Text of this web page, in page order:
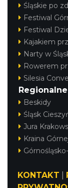
Śląskie po
Festiwal
Festiwal
Kajakiem
Narty w
Rowerem
Silesia
Regionalne
Beskidy
Śląsk
Jura
Kraina
KONTAKT